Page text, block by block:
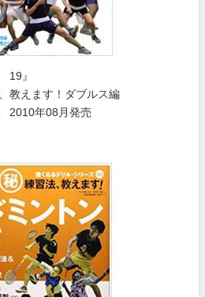
19』
教えます！ダブルス編
2010年08月発売